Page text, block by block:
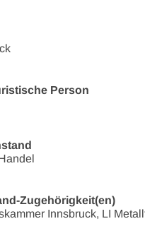
Person
Zugehörigkeit(en)
Innsbruck, LI